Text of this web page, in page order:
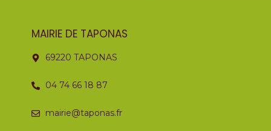
MAIRIE DE TAPONAS
69220 TAPONAS
04 74 66 18 87
mairie@taponas.fr